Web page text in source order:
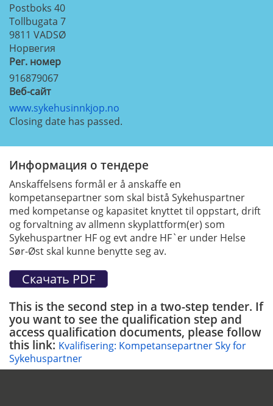
Postboks 40
Tollbugata 7
9811 VADSØ
Норвегия
Рег. номер
916879067
Веб-сайт
www.sykehusinnkjop.no
Closing date has passed.
Информация о тендере
Anskaffelsens formål er å anskaffe en
kompetansepartner som skal bistå Sykehuspartner
med kompetanse og kapasitet knyttet til oppstart, drift
og forvaltning av allmenn skyplattform(er) som
Sykehuspartner HF og evt andre HF`er under Helse
Sør-Øst skal kunne benytte seg av.
This is the second step in a two-step tender. If
you want to see the qualification step and
access qualification documents, please follow
this link: Kvalifisering: Kompetansepartner Sky for
Sykehuspartner